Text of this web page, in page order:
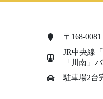
〒168-
JR中央線
「川南」
駐車場2台